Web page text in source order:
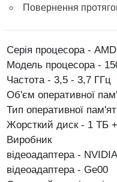
Повернення
Серія процесора -
Модель процесора -
Частота - 3,5 - 3,7 ГГц
Об'єм оперативної
Тип оперативної
Жорсткий диск - 1 TБ
Виробник
відеоадаптера -
відеоадаптера - Ge00